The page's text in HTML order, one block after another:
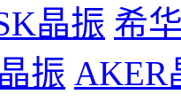
晶振 希
振 AKER